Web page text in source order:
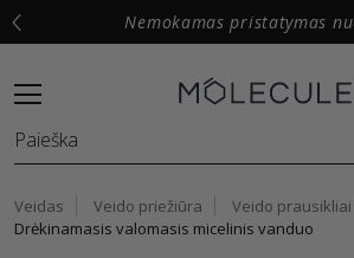
Nemokamas pristatymas
Veidas Veido priežiūra
Veido
Drėkinamasis valomasis micelinis vanduo